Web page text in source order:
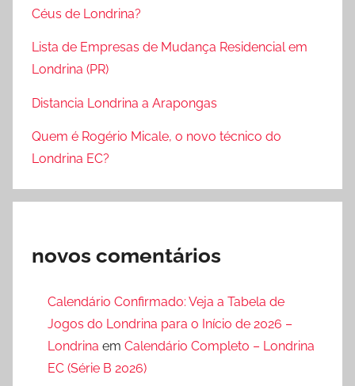
Céus de Londrina?
Lista de Empresas de Mudança Residencial em
Londrina (PR)
Distancia Londrina a Arapongas
Quem é Rogério Micale, o novo técnico do
Londrina EC?
novos comentários
Calendário Confirmado: Veja a Tabela de
Jogos do Londrina para o Início de 2026 –
Londrina em Calendário Completo – Londrina
EC (Série B 2026)